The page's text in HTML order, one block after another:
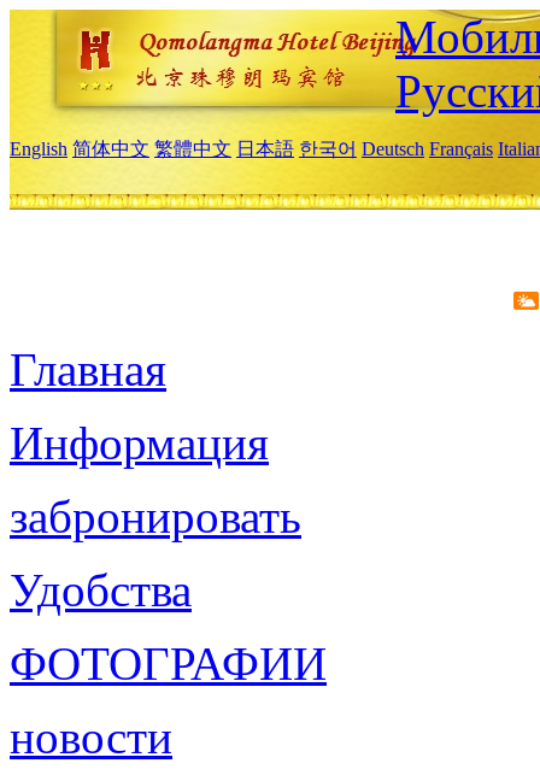
English 简体中文 繁體中文 日本語 한국어 Deutsch Français
Главная
Информация
забронировать
Удобства
ФОТОГРАФИИ
новости